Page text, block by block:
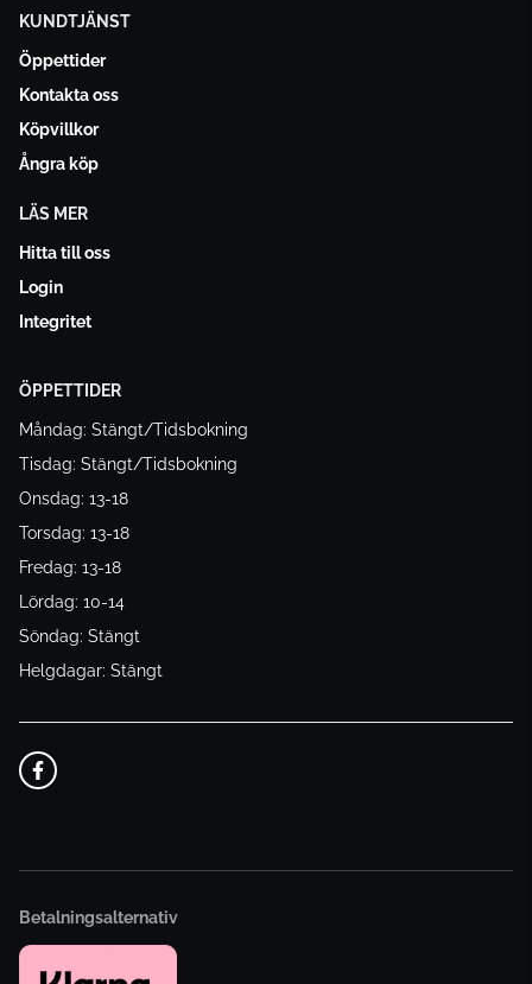
KUNDTJÄNST
Öppettider
Kontakta oss
Köpvillkor
Ångra köp
LÄS MER
Hitta till oss
Login
Integritet
ÖPPETTIDER
Måndag: Stängt/Tidsbokning
Tisdag: Stängt/Tidsbokning
Onsdag: 13-18
Torsdag: 13-18
Fredag: 13-18
Lördag: 10-14
Söndag: Stängt
Helgdagar: Stängt
Betalningsalternativ